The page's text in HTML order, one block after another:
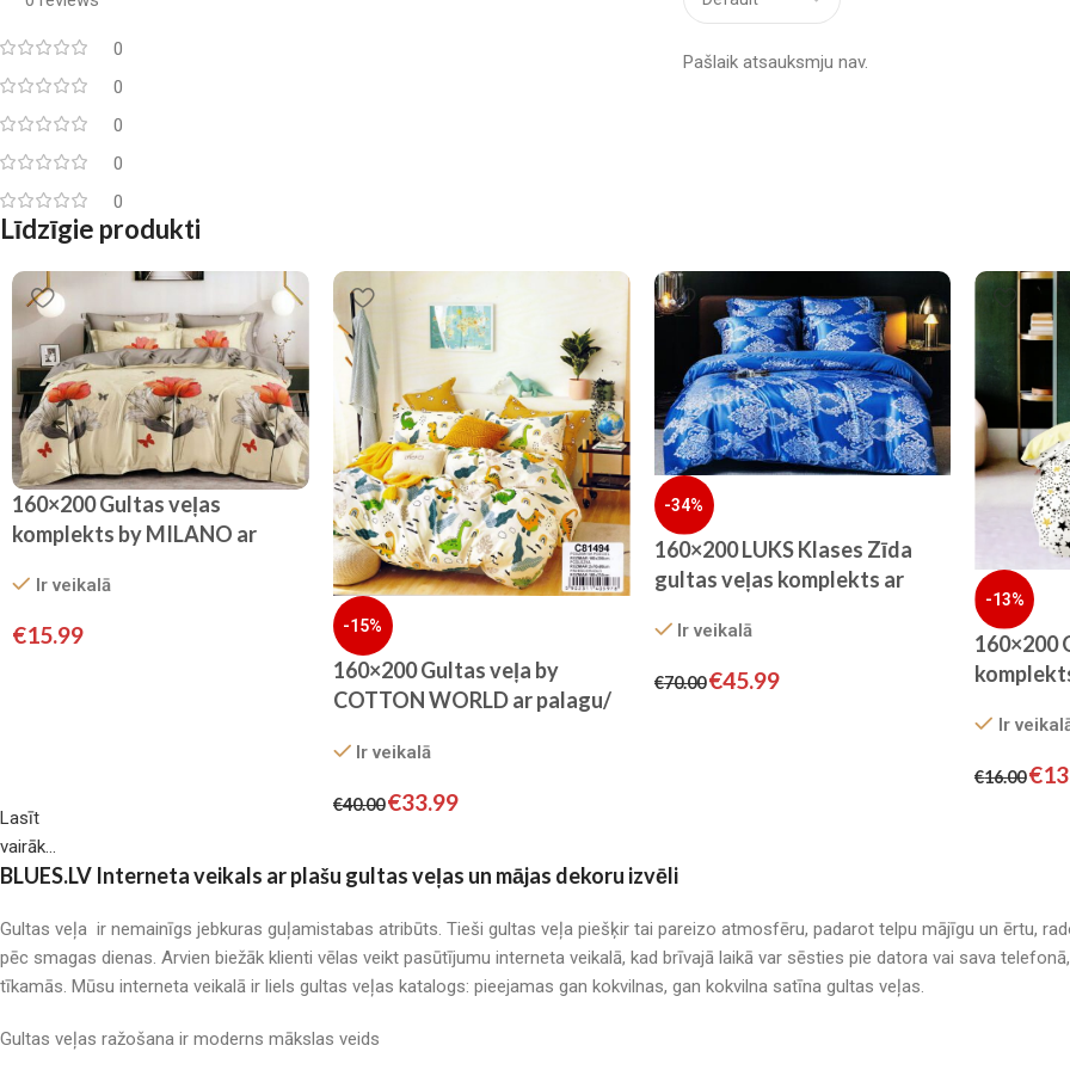
0
0
0
0
0
Pašlaik atsauksmju nav.
Līdzīgie produkti
160×200 Gultas veļas
komplekts by MILANO ar
SATĪNS
Ir veikalā
€15.99 -15%
160×200 Gultas veļa by
COTTON WORLD ar palagu/
EXCLUSIVE COLLECTION )
Ir veikalā
€40.00€33.99
-34%
160×200 LUKS Klases Zīda
gultas veļas komplekts ar
Ir veikalā
€70.00 €45.99
-13%
160×200
SATĪNS
Ir
€16.00€
BLUES.LV Interneta veikals ar plašu gultas veļas un mājas dekoru izvēli
Gultas veļa ir nemainīgs jebkuras guļamistabas atribūts. Tieši gultas veļa piešķir tai pareizo atmosfēru, padarot telpu mājīgu un ērtu,
pēc smagas dienas. Arvien biežāk klienti vēlas veikt pasūtījumu interneta veikalā, kad brīvajā laikā var sēsties pie datora vai sava
tīkamās. Mūsu interneta veikalā ir liels gultas veļas katalogs: pieejamas gan kokvilnas, gan kokvilna satīna gultas veļas.
Gultas veļas ražošana ir moderns mākslas veids
Lasīt
vairāk...